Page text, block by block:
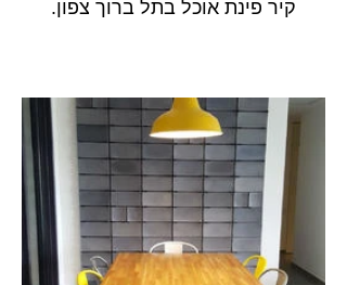
קיר פינת אוכל בתל ברוך צפון.